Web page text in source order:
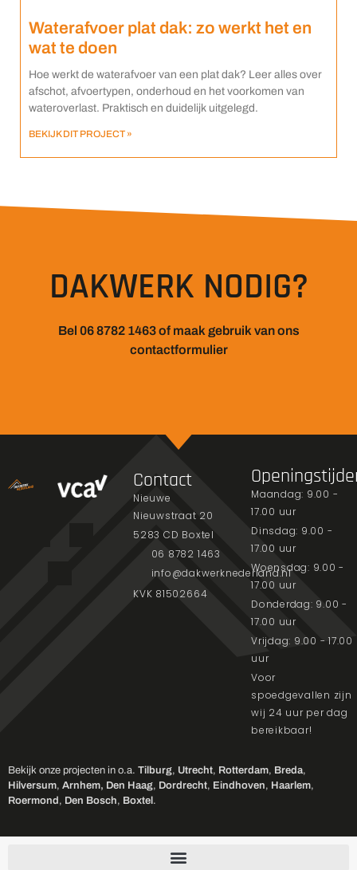
Waterafvoer plat dak: zo werkt het en
wat te doen
Hoe werkt de waterafvoer van een plat dak? Leer alles over
afschot, afvoertypen, onderhoud en het voorkomen van
wateroverlast. Praktisch en duidelijk uitgelegd.
BEKIJK DIT PROJECT »
DAKWERK NODIG?
Bel 06 8782 1463 of maak gebruik van ons
contactformulier
Contact
Nieuwe
Nieuwstraat 20
5283 CD Boxtel
06 8782 1463
info@dakwerknederland.nl
KVK 81502664
Maandag: 9.00 -
17.00 uur
Dinsdag: 9.00 -
17.00 uur
Woensdag: 9.00 -
17.00 uur
Donderdag: 9.00 -
17.00 uur
Vrijdag: 9.00 - 17.00
uur
Voor
spoedgevallen zijn
wij 24 uur per dag
bereikbaar!
Bekijk onze projecten in o.a. Tilburg, Utrecht, Rotterdam, Breda,
Hilversum, Arnhem, Den Haag, Dordrecht, Eindhoven, Haarlem,
Roermond , Den Bosch, Boxtel .